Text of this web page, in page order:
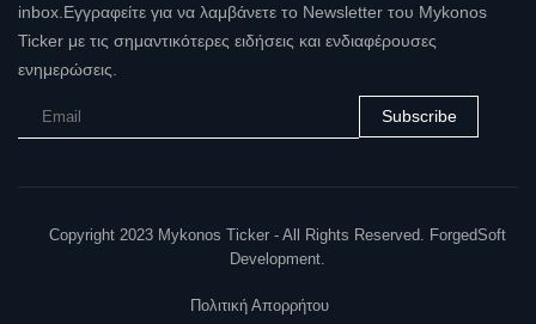
inbox.Εγγραφείτε για να λαμβάνετε το Newsletter του Mykonos
Ticker με τις σημαντικότερες ειδήσεις και ενδιαφέρουσες
ενημερώσεις.
Subscribe
Copyright 2023 Mykonos Ticker - All Rights Reserved. ForgedSoft
Development.
Πολιτική Απορρήτου